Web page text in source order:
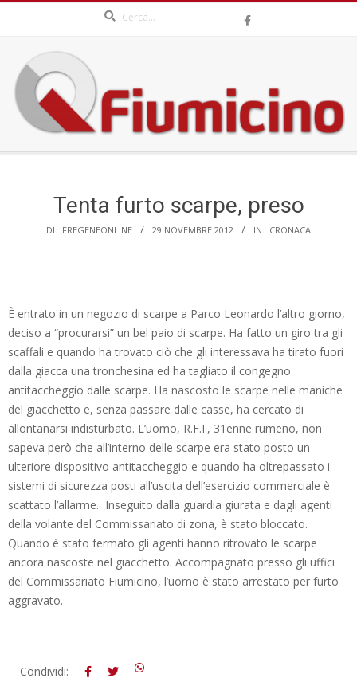
content
QFIUMICINO.COM
Tenta furto scarpe, preso
DI: FREGENEONLINE 29 NOVEMBRE 2012 IN: CRONACA
È entrato in un negozio di scarpe a Parco Leonardo l’altro giorno,
deciso a “procurarsi” un bel paio di scarpe. Ha fatto un giro tra gli
scaffali e quando ha trovato ciò che gli interessava ha tirato fuori
dalla giacca una tronchesina ed ha tagliato il congegno
antitaccheggio dalle scarpe. Ha nascosto le scarpe nelle maniche
del giacchetto e, senza passare dalle casse, ha cercato di
allontanarsi indisturbato. L’uomo, R.F.I., 31enne rumeno, non
sapeva però che all’interno delle scarpe era stato posto un
ulteriore dispositivo antitaccheggio e quando ha oltrepassato i
sistemi di sicurezza posti all’uscita dell’esercizio commerciale è
scattato l’allarme. Inseguito dalla guardia giurata e dagli agenti
della volante del Commissariato di zona, è stato bloccato.
Quando è stato fermato gli agenti hanno ritrovato le scarpe
ancora nascoste nel giacchetto. Accompagnato presso gli uffici
del Commissariato Fiumicino, l’uomo è stato arrestato per furto
aggravato.
2012-
Condividi: